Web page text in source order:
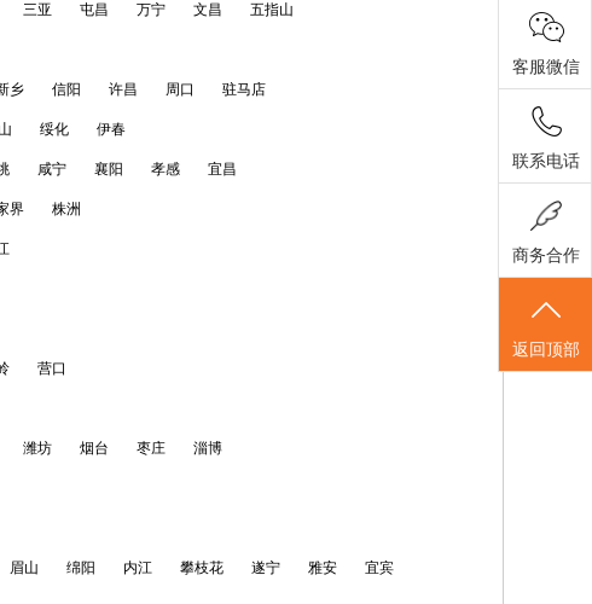
三亚 屯昌 万宁 文昌 五指山
乡 信阳 许昌 周口 驻马店
绥化 伊春
咸宁 襄阳 孝感 宜昌
界 株洲
营口
潍坊 烟台 枣庄 淄博
眉山 绵阳 内江 攀枝花 遂宁 雅安 宜宾
客服微信
联系电话
商务合作
返回顶部